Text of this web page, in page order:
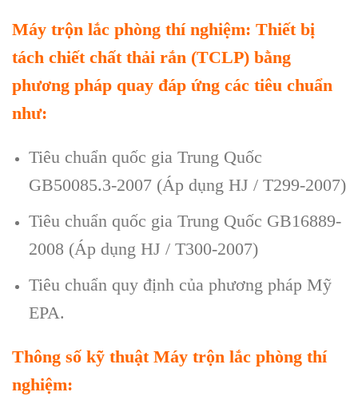
Máy trộn lắc phòng thí nghiệm: Thiết bị
tách chiết chất thải rắn (TCLP) bằng
phương pháp quay đáp ứng các tiêu chuẩn
như:
Tiêu chuẩn quốc gia Trung Quốc
GB50085.3-2007 (Áp dụng HJ / T299-2007)
Tiêu chuẩn quốc gia Trung Quốc GB16889-
2008 (Áp dụng HJ / T300-2007)
Tiêu chuẩn quy định của phương pháp Mỹ
EPA.
Thông số kỹ thuật Máy trộn lắc phòng thí
nghiệm: